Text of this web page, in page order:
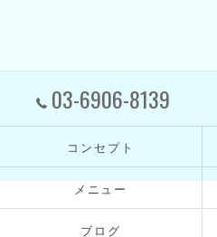
03-6906-8139
コンセプト
メニュー
ブログ